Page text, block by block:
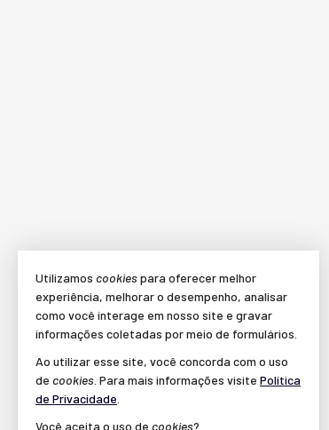
Utilizamos cookiespara oferecer melhor
experiência, melhorar o desempenho, analisar
como você interage em nosso site e gravar
informações coletadas por meio de formulários.
Ao utilizar esse site, você concorda com o uso
de cookies . Para mais informações visite Política
de Privacidade
Você aceita o uso de cookies?